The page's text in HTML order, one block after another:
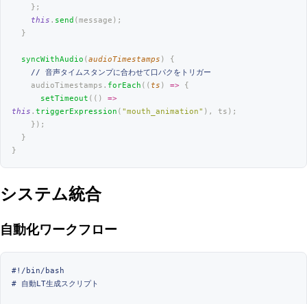
    };
    this
. send (message);
  }
  syncWithAudio
(audioTimestamps ) {
    // 音声タイムスタンプに合わせて口パクをトリガー
    audioTimestamps.
forEach (( ts ) => {
      setTimeout
(() =>
this . triggerExpression ( "mouth_animation" ), ts);
    });
  }
}
システム統合
自動化ワークフロー
#!/bin/bash
# 自動LT生成スクリプト